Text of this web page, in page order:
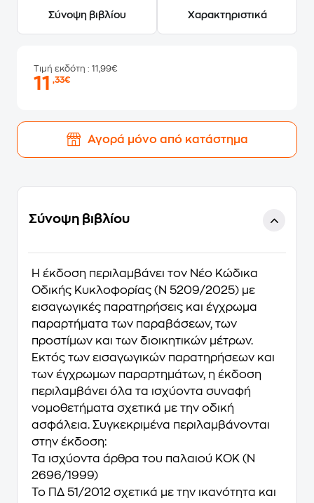
Σύνοψη βιβλίου Χαρακτηριστικά
Τιμή εκδότη : 11,99€
11,33€
Αγορά μόνο από κατάστημα
Σύνοψη βιβλίου
Η έκδοση περιλαμβάνει τον Νέο Κώδικα
Οδικής Κυκλοφορίας (Ν 5209/2025) με
εισαγωγικές παρατηρήσεις και έγχρωμα
παραρτήματα των παραβάσεων, των
προστίμων και των διοικητικών μέτρων.
Εκτός των εισαγωγικών παρατηρήσεων και
των έγχρωμων παραρτημάτων, η έκδοση
περιλαμβάνει όλα τα ισχύοντα συναφή
νομοθετήματα σχετικά με την οδική
ασφάλεια. Συγκεκριμένα περιλαμβάνονται
στην έκδοση:
Τα ισχύοντα άρθρα του παλαιού ΚΟΚ (Ν
2696/1999)
Το ΠΔ 51/2012 σχετικά με την ικανότητα και